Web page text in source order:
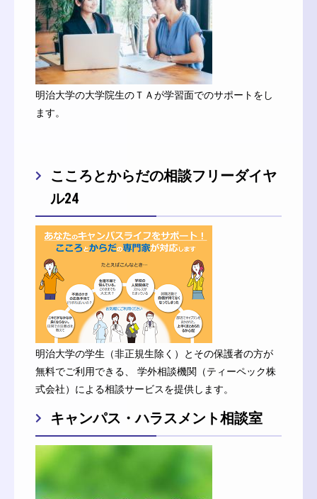
明治大学の大学院生のＴＡが学習面でのサポートをし
ます。
こころとからだの相談フリーダイヤ
ル24
明治大学の学生（非正規生除く）とその保護者の方が
無料でご利用できる、 学外相談機関（ティーペック株
式会社）による相談サービスを提供します。
キャンパス・ハラスメント相談室